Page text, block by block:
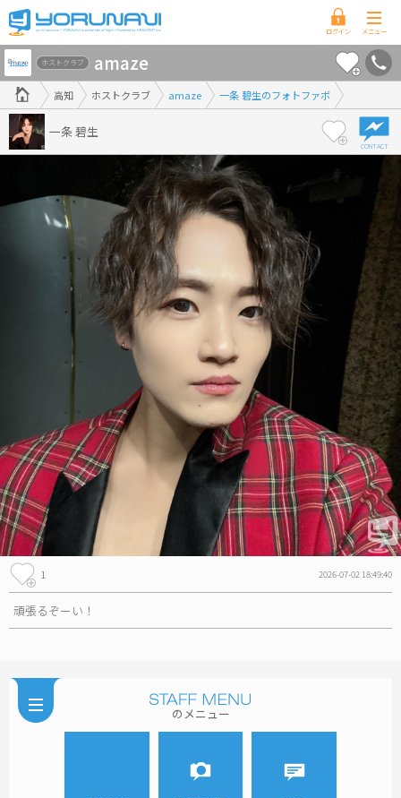
高
知
県
版
高知 ホストクラブ amaze 一条 碧生のフォトファボ
ホストクラブ amaze
一条 碧生
1 2026-07-02 18:49:40
頑張るぞーい！
のメニュー